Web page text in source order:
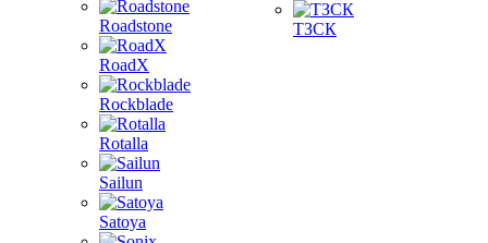
Roadstone
RoadX
Rockblade
Rotalla
Sailun
Satoya
ТЗСК